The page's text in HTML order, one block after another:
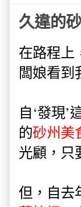
久違的
在路程上
闆娘看到
自‘發現
的砂州美
光顧，只
但，自去